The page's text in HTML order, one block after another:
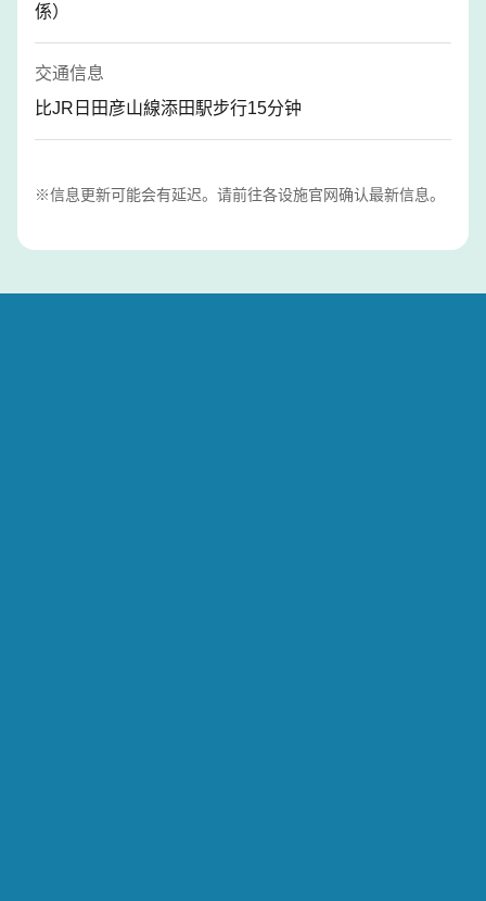
係）
交通信息
比JR日田彦山線添田駅步行15分钟
※信息更新可能会有延迟。请前往各设施官网确认最新信息。